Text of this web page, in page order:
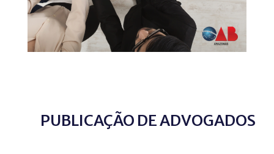
PUBLICAÇÃO DE ADVOGADOS